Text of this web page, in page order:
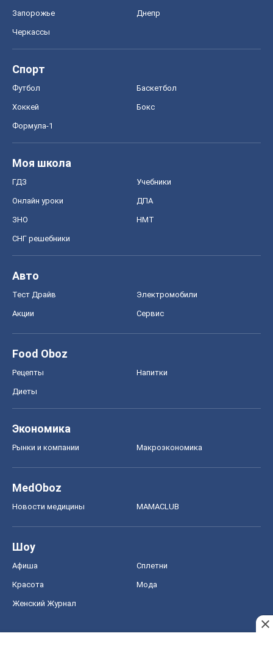
Запорожье Днепр
Черкассы
Спорт
Футбол Баскетбол
Хоккей Бокс
Формула-1
Моя школа
ГДЗ Учебники
Онлайн уроки ДПА
ЗНО НМТ
СНГ решебники
Авто
Тест Драйв Электромобили
Акции Сервис
Food Oboz
Рецепты Напитки
Диеты
Экономика
Рынки и компании Mакроэкономика
MedOboz
Новости медицины MAMACLUB
Шоу
Афиша Сплетни
Красота Мода
Женский Журнал